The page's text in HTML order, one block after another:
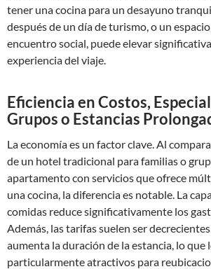
tener una cocina para un desayuno
después de un día de turismo, o un
encuentro social, puede elevar
experiencia del viaje.
Eficiencia en Costos,
Grupos o Estancias
La economía es un factor clave. Al
de un hotel tradicional para familias o
apartamento con servicios que ofrece
una cocina, la diferencia es notable. La
comidas reduce significativamente los
Además, las tarifas suelen ser
aumenta la duración de la estancia, lo que
particularmente atractivos para